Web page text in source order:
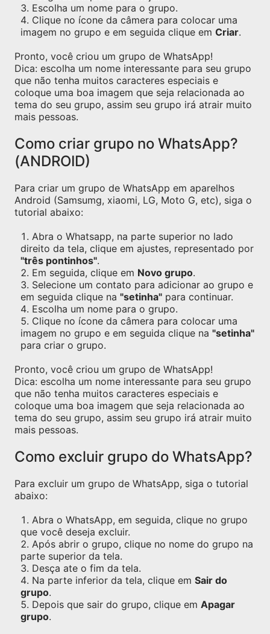
Escolha um nome para o grupo.
Clique no ícone da câmera para colocar uma
imagem no grupo e em seguida clique em Criar.
Pronto, você criou um grupo de WhatsApp!
Dica: escolha um nome interessante para seu grupo
que não tenha muitos caracteres especiais e
coloque uma boa imagem que seja relacionada ao
tema do seu grupo, assim seu grupo irá atrair muito
mais pessoas.
Como criar grupo no WhatsApp?
(ANDROID)
Para criar um grupo de WhatsApp em aparelhos
Android (Samsumg, xiaomi, LG, Moto G, etc), siga o
tutorial abaixo:
Abra o Whatsapp, na parte superior no lado
direito da tela, clique em ajustes, representado por
"três pontinhos".
Em seguida, clique em Novo grupo.
Selecione um contato para adicionar ao grupo e
em seguida clique na "setinha" para continuar.
Escolha um nome para o grupo.
Clique no ícone da câmera para colocar uma
imagem no grupo e em seguida clique na "setinha"
para criar o grupo.
Pronto, você criou um grupo de WhatsApp!
Dica: escolha um nome interessante para seu grupo
que não tenha muitos caracteres especiais e
coloque uma boa imagem que seja relacionada ao
tema do seu grupo, assim seu grupo irá atrair muito
mais pessoas.
Como excluir grupo do WhatsApp?
Para excluir um grupo de WhatsApp, siga o tutorial
abaixo:
Abra o WhatsApp, em seguida, clique no grupo
que você deseja excluir.
Após abrir o grupo, clique no nome do grupo na
parte superior da tela.
Desça ate o fim da tela.
Na parte inferior da tela, clique em Sair do
grupo.
Depois que sair do grupo, clique em Apagar
grupo.